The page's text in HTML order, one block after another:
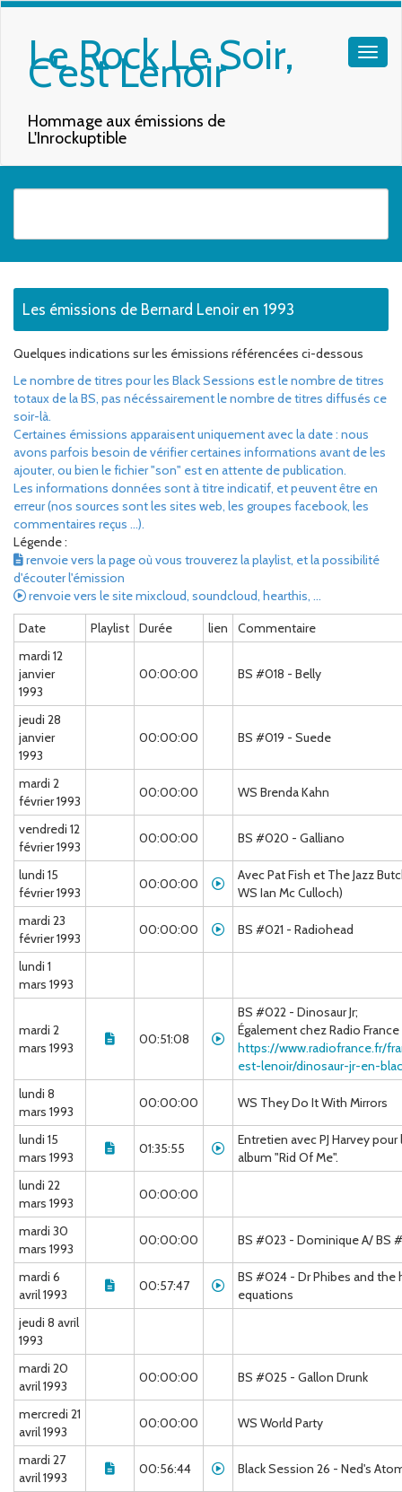
Le Rock Le Soir,
C'est Lenoir
Hommage aux émissions de
L'Inrockuptible
Les émissions de Bernard Lenoir en 1993
Quelques indications sur les émissions référencées ci-dessous
Le nombre de titres pour les Black Sessions est le nombre de titres
totaux de la BS, pas nécéssairement le nombre de titres diffusés ce
soir-là.
Certaines émissions apparaisent uniquement avec la date : nous
avons parfois besoin de vérifier certaines informations avant de les
ajouter, ou bien le fichier "son" est en attente de publication.
Les informations données sont à titre indicatif, et peuvent être en
erreur (nos sources sont les sites web, les groupes facebook, les
commentaires reçus ...).
Légende :
renvoie vers la page où vous trouverez la playlist, et la possibilité
d'écouter l'émission
renvoie vers le site mixcloud, soundcloud, hearthis, ...
Date
Playlist Durée lien
Commentaire
mardi 12
janvier
1993
00:00:00 BS #018 - Belly
jeudi 28
janvier
1993
00:00:00 BS #019 - Suede
mardi 2
février 1993
00:00:00 WS Brenda Kahn
vendredi 12
février 1993
00:00:00 BS #020 - Galliano
lundi 15
février 1993
00:00:00
Avec Pat Fish et The Jazz
WS Ian Mc Culloch)
mardi 23
février 1993
00:00:00 BS #021 - Radiohead
lundi 1
mars 1993
mardi 2
mars 1993
00:51:08
BS #022 - Dinosaur Jr;
Également chez Radio France
https://www.radiofrance.fr/
est-lenoir/dinosaur-jr-en-
lundi 8
mars 1993
00:00:00 WS They Do It With Mirrors
lundi 15
mars 1993
01:35:55
Entretien avec PJ Harvey
album "Rid Of Me".
lundi 22
mars 1993
00:00:00
mardi 30
mars 1993
00:00:00 BS #023 - Dominique A/ BS
mardi 6
avril 1993
00:57:47
BS #024 - Dr Phibes and the
equations
jeudi 8 avril
1993
mardi 20
avril 1993
00:00:00 BS #025 - Gallon Drunk
mercredi 21
avril 1993
00:00:00 WS World Party
mardi 27
avril 1993
00:56:44 Black Session 26 - Ned's